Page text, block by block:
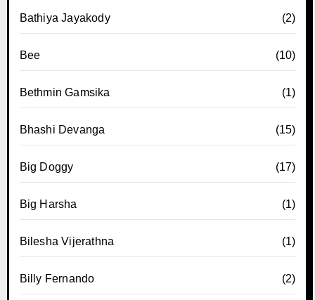
Bathiya Jayakody (2)
Bee (10)
Bethmin Gamsika (1)
Bhashi Devanga (15)
Big Doggy (17)
Big Harsha (1)
Bilesha Vijerathna (1)
Billy Fernando (2)